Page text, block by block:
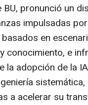
BU, pronunció un
impulsadas
en
conocimiento, e
la adopción de la
a acelerar su